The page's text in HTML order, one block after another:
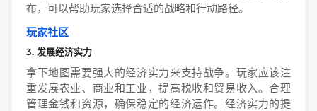
布，可以帮助玩家选择合适的战略和行动路径。
玩家社区
3. 发展经济实力
拿下地图需要强大的经济实力来支持战争。玩家应该注
重发展农业、商业和工业，提高税收和贸易收入。合理
管理金钱和资源，确保稳定的经济运作。经济实力的提